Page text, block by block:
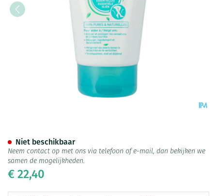
€ 22,40
Niet beschikbaar
Neem contact op met ons via telefoon of e-mail, dan bekijken we
samen de mogelijkheden.